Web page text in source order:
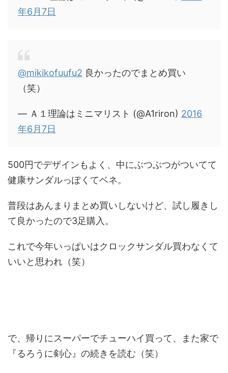
年6月7日
@mikikofuufu2 良かったのでまとめ買い
（笑）
— Ａ１理論はミニマリスト (@A1riron) 2016
年6月7日
500円でデザインもよく、中にぶつぶつがついてて
健康サンダルっぽくてベネ。
普段はあんまりまとめ買いしないけど、試し履きし
て良かったので3足購入。
これで今年いっぱいはクロックサンダル買わなくて
いいと思われ（笑）
で、帰りにスーパーでチューハイ買って、また家で
『るろうに剣心』の続きを読む（笑）